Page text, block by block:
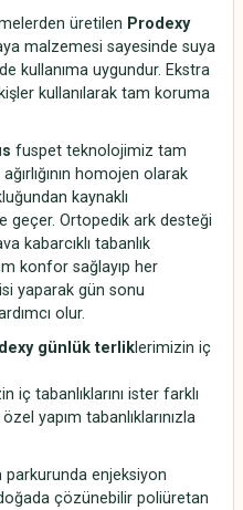
üretilen Prodexy
malzemesi sayesinde suya
kullanıma uygundur. Ekstra
kullanılarak tam koruma
fuspet teknolojimiz tam
homojen olarak
kaynaklı
geçer. Ortopedik ark desteği
kabarcıklı tabanlık
konfor sağlayıp her
yaparak gün sonu
olur.
günlük terliklerimizin iç
iç tabanlıklarını ister farklı
yapım tabanlıklarınızla
enjeksiyon
çözünebilir poliüretan